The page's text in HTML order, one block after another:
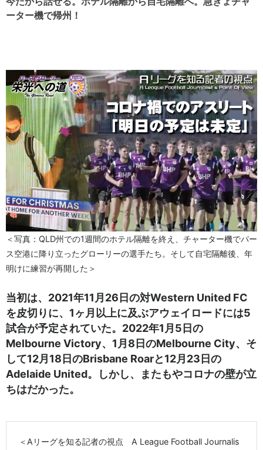
ーター機で帰州！
＜写真：QLD州での1週間のホテル隔離を終え、チャーター機でパー
ス空港に降り立ったグローリーの選手たち。そして自宅隔離後、年
明けに練習が再開した＞
当初は、2021年11月26日の対Western United FC
を皮切りに、1ヶ月以上に及ぶアウェイロードには5
試合が予定されていた。2022年1月5日の
Melbourne Victory、1月8日のMelbourne City、そ
して12月18日のBrisbane Roarと12月23日の
Adelaide United。しかし、またもやコロナの壁が立
ちはだかった。
＜Aリーグを知る記者の視点 A League Football Journalis